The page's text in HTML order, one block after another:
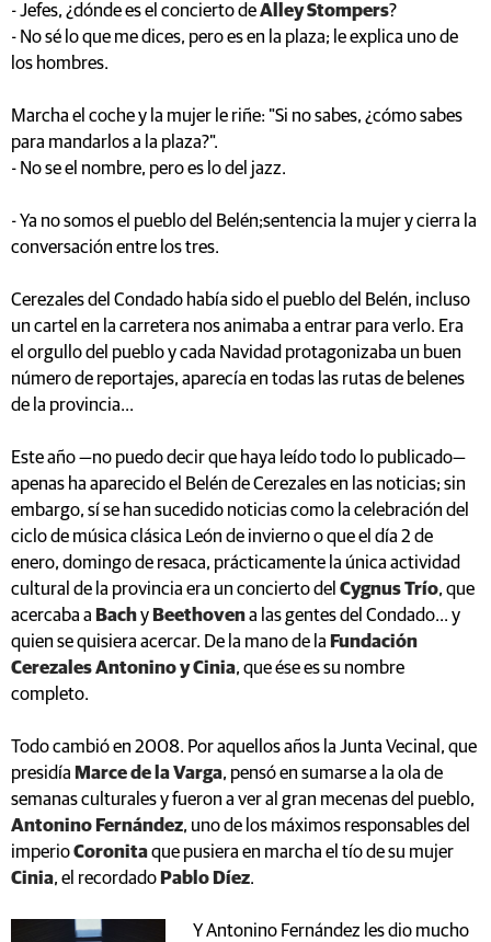
- Jefes, ¿dónde es el concierto deAlley Stompers?
- No sé lo que me dices, pero es en la plaza; le explica uno de
los hombres.
Marcha el coche y la mujer le riñe: "Si no sabes, ¿cómo sabes
para mandarlos a la plaza?".
- No se el nombre, pero es lo del jazz.
- Ya no somos el pueblo del Belén;sentencia la mujer y cierra la
conversación entre los tres.
Cerezales del Condado había sido el pueblo del Belén, incluso
un cartel en la carretera nos animaba a entrar para verlo. Era
el orgullo del pueblo y cada Navidad protagonizaba un buen
número de reportajes, aparecía en todas las rutas de belenes
de la provincia...
Este año —no puedo decir que haya leído todo lo publicado—
apenas ha aparecido el Belén de Cerezales en las noticias; sin
embargo, sí se han sucedido noticias como la celebración del
ciclo de música clásica León de invierno o que el día 2 de
enero, domingo de resaca, prácticamente la única actividad
cultural de la provincia era un concierto del Cygnus Trío, que
acercaba a Bachy Beethovena las gentes del Condado... y
quien se quisiera acercar. De la mano de la Fundación
Cerezales Antonino y Cinia, que ése es su nombre
completo.
Todo cambió en 2008. Por aquellos años la Junta Vecinal, que
presidía Marce de la Varga, pensó en sumarse a la ola de
semanas culturales y fueron a ver al gran mecenas del pueblo,
Antonino Fernández, uno de los máximos responsables del
imperioCoronitaque pusiera en marcha el tío de su mujer
Cinia, el recordado Pablo Díez.
Y Antonino Fernández les dio mucho